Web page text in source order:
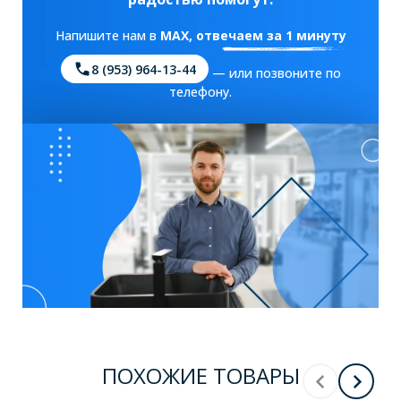
Напишите нам в MAX, отвечаем за 1 минуту
8 (953) 964-13-44
— или позвоните по
телефону.
ПОХОЖИЕ ТОВАРЫ